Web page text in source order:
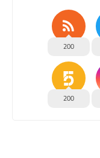
200
200